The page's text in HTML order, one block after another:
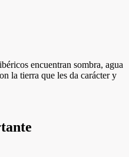
encuentran sombra, agua
la tierra que les da carácter y